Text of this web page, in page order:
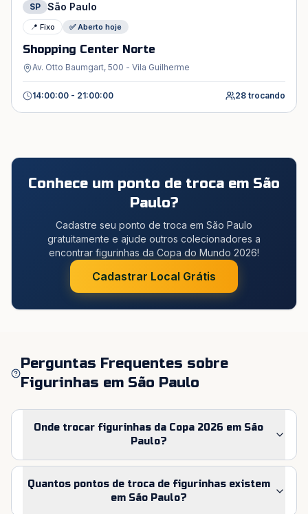
SP São Paulo
📍 Fixo ✅ Aberto hoje
Shopping Center Norte
Av. Otto Baumgart, 500 - Vila Guilherme
14:00:00 - 21:00:00 28 trocando
Conhece um ponto de troca em São
Paulo?
Cadastre seu ponto de troca em São Paulo
gratuitamente e ajude outros colecionadores a
encontrar figurinhas da Copa do Mundo 2026!
Cadastrar Local Grátis
Perguntas Frequentes sobre
Figurinhas em São Paulo
Onde trocar figurinhas da Copa 2026 em São
Paulo?
Quantos pontos de troca de figurinhas existem
em São Paulo?